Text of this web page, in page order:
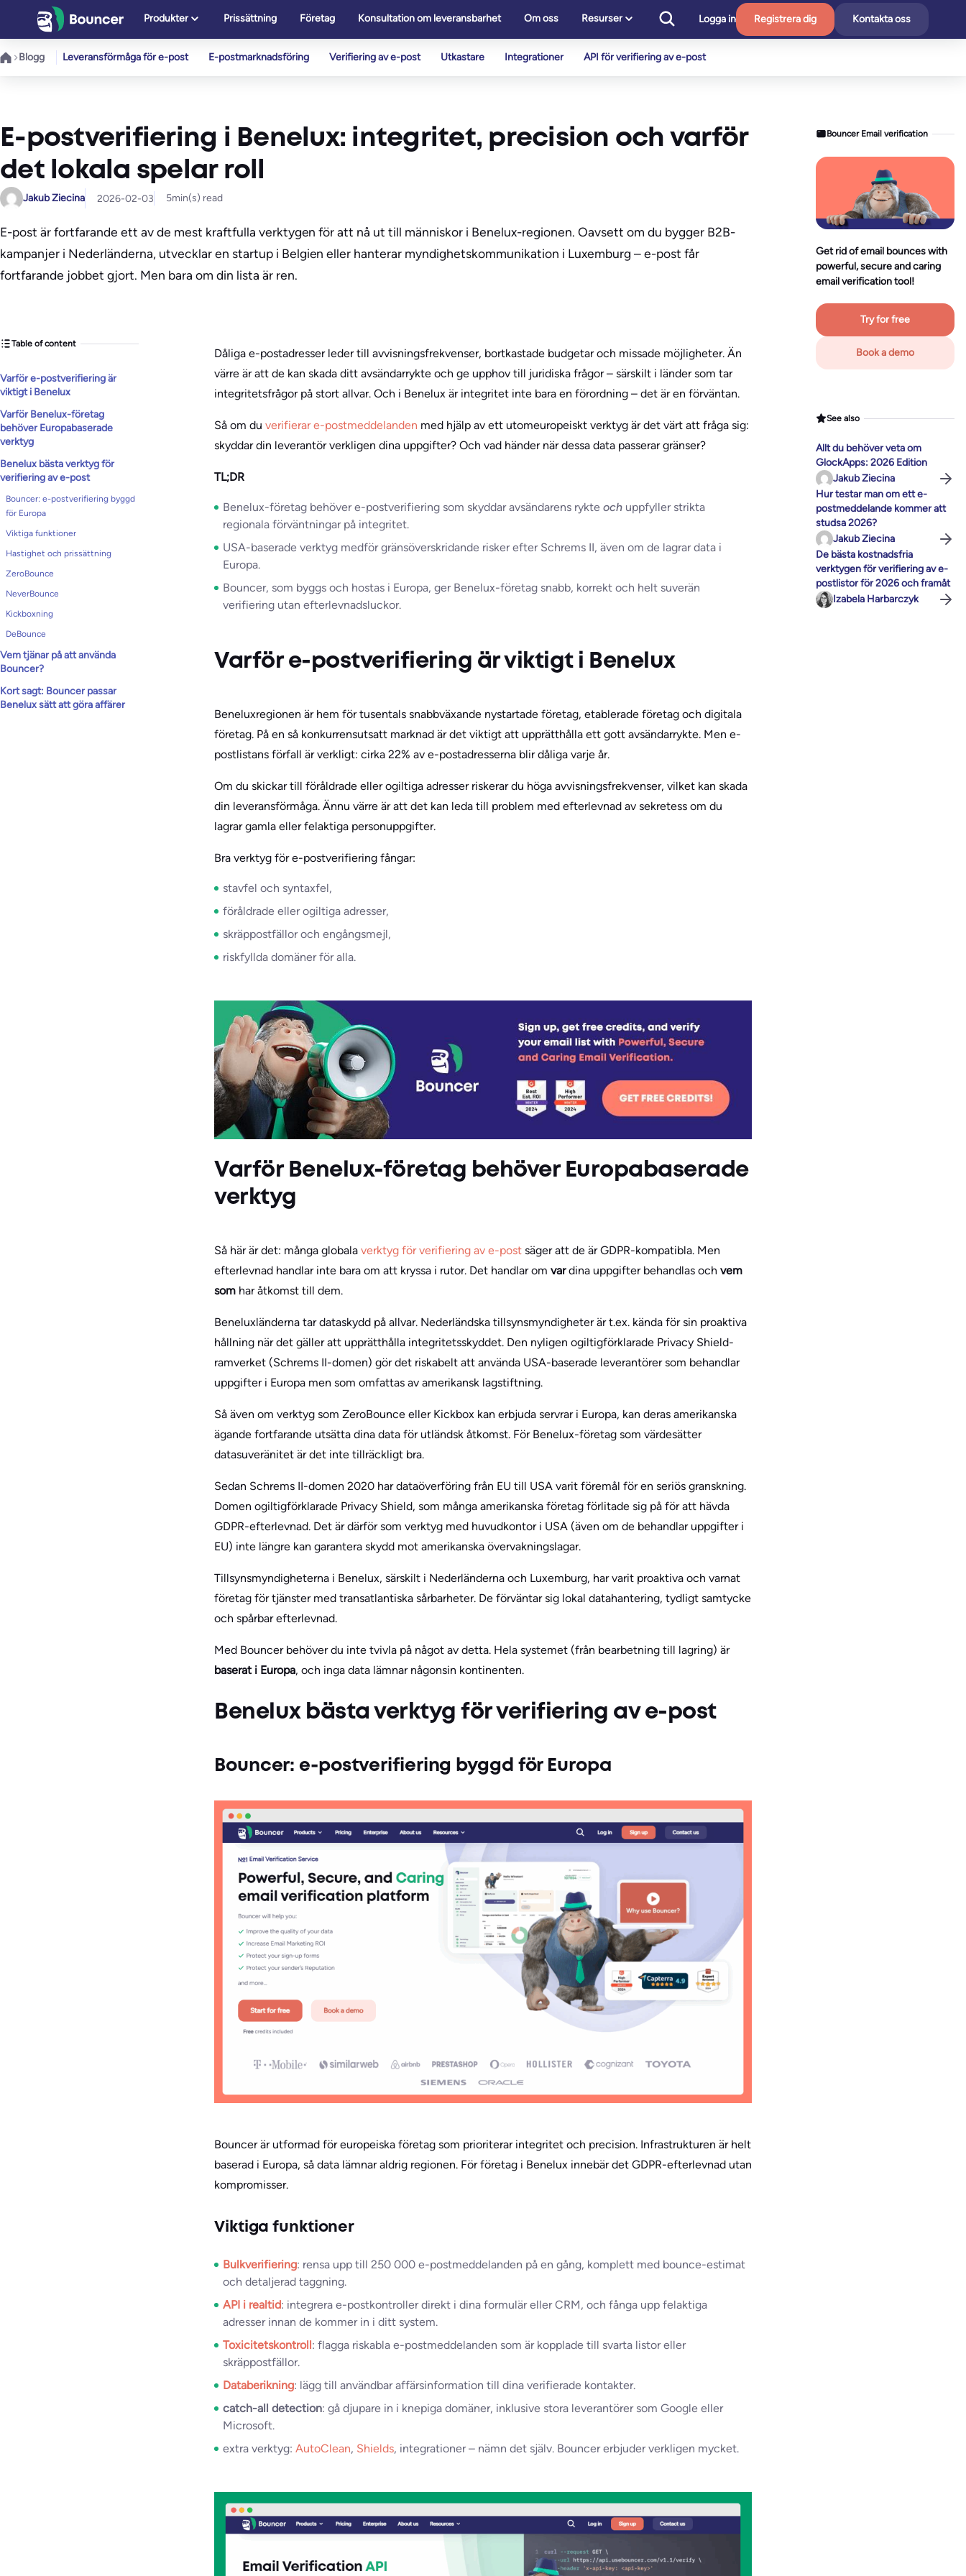
innehåll
Produkter Prissättning Företag Konsultation om leveransbarhet Om oss Resurser Logga in Registrera dig Kontakta oss
Blogg Leveransförmåga för e-post E-postmarknadsföring Verifiering av e-post Utkastare Integrationer API för verifiering av e-post
E-postverifiering i Benelux: integritet, precision och varför
det lokala spelar roll
Jakub Ziecina 2026-02-03 5min(s) read
E-post är fortfarande ett av de mest kraftfulla verktygen för att nå ut till människor i Benelux-regionen. Oavsett om du bygger B2B-
kampanjer i Nederländerna, utvecklar en startup i Belgien eller hanterar myndighetskommunikation i Luxemburg – e-post får
fortfarande jobbet gjort. Men bara om din lista är ren.
Table of content
Varför e-postverifiering är
viktigt i Benelux
Varför Benelux-företag
behöver Europabaserade
verktyg
Benelux bästa verktyg för
verifiering av e-post
Bouncer: e-postverifiering byggd
för Europa
Viktiga funktioner
Hastighet och prissättning
ZeroBounce
NeverBounce
Kickboxning
DeBounce
Vem tjänar på att använda
Bouncer?
Kort sagt: Bouncer passar
Benelux sätt att göra affärer
Dåliga e-postadresser leder till avvisningsfrekvenser, bortkastade budgetar och missade möjligheter. Än
värre är att de kan skada ditt avsändarrykte och ge upphov till juridiska frågor – särskilt i länder som tar
integritetsfrågor på stort allvar. Och i Benelux är integritet inte bara en förordning – det är en förväntan.
Så om du verifierar e-postmeddelanden med hjälp av ett utomeuropeiskt verktyg är det värt att fråga sig:
skyddar din leverantör verkligen dina uppgifter? Och vad händer när dessa data passerar gränser?
TL;DR
Benelux-företag behöver e-postverifiering som skyddar avsändarens rykte och uppfyller strikta
regionala förväntningar på integritet.
USA-baserade verktyg medför gränsöverskridande risker efter Schrems II, även om de lagrar data i
Europa.
Bouncer, som byggs och hostas i Europa, ger Benelux-företag snabb, korrekt och helt suverän
verifiering utan efterlevnadsluckor.
Varför e-postverifiering är viktigt i Benelux
Beneluxregionen är hem för tusentals snabbväxande nystartade företag, etablerade företag och digitala
företag. På en så konkurrensutsatt marknad är det viktigt att upprätthålla ett gott avsändarrykte. Men e-
postlistans förfall är verkligt: cirka 22% av e-postadresserna blir dåliga varje år.
Om du skickar till föråldrade eller ogiltiga adresser riskerar du höga avvisningsfrekvenser, vilket kan skada
din leveransförmåga. Ännu värre är att det kan leda till problem med efterlevnad av sekretess om du
lagrar gamla eller felaktiga personuppgifter.
Bra verktyg för e-postverifiering fångar:
stavfel och syntaxfel,
föråldrade eller ogiltiga adresser,
skräppostfällor och engångsmejl,
riskfyllda domäner för alla.
Varför Benelux-företag behöver Europabaserade
verktyg
Så här är det: många globala verktyg för verifiering av e-post säger att de är GDPR-kompatibla. Men
efterlevnad handlar inte bara om att kryssa i rutor. Det handlar om vardina uppgifter behandlas och vem
som har åtkomst till dem.
Beneluxländerna tar dataskydd på allvar. Nederländska tillsynsmyndigheter är t.ex. kända för sin proaktiva
hållning när det gäller att upprätthålla integritetsskyddet. Den nyligen ogiltigförklarade Privacy Shield-
ramverket (Schrems II-domen) gör det riskabelt att använda USA-baserade leverantörer som behandlar
uppgifter i Europa men som omfattas av amerikansk lagstiftning.
Så även om verktyg som ZeroBounce eller Kickbox kan erbjuda servrar i Europa, kan deras amerikanska
ägande fortfarande utsätta dina data för utländsk åtkomst. För Benelux-företag som värdesätter
datasuveränitet är det inte tillräckligt bra.
Sedan Schrems II-domen 2020 har dataöverföring från EU till USA varit föremål för en seriös granskning.
Domen ogiltigförklarade Privacy Shield, som många amerikanska företag förlitade sig på för att hävda
GDPR-efterlevnad. Det är därför som verktyg med huvudkontor i USA (även om de behandlar uppgifter i
EU) inte längre kan garantera skydd mot amerikanska övervakningslagar.
Tillsynsmyndigheterna i Benelux, särskilt i Nederländerna och Luxemburg, har varit proaktiva och varnat
företag för tjänster med transatlantiska sårbarheter. De förväntar sig lokal datahantering, tydligt samtycke
och spårbar efterlevnad.
Med Bouncer behöver du inte tvivla på något av detta. Hela systemet (från bearbetning till lagring) är
baserat i Europa, och inga data lämnar någonsin kontinenten.
Benelux bästa verktyg för verifiering av e-post
Bouncer: e-postverifiering byggd för Europa
Bouncer är utformad för europeiska företag som prioriterar integritet och precision. Infrastrukturen är helt
baserad i Europa, så data lämnar aldrig regionen. För företag i Benelux innebär det GDPR-efterlevnad utan
kompromisser.
Viktiga funktioner
Bulkverifiering: rensa upp till 250 000 e-postmeddelanden på en gång, komplett med bounce-estimat
och detaljerad taggning.
API i realtid: integrera e-postkontroller direkt i dina formulär eller CRM, och fånga upp felaktiga
adresser innan de kommer in i ditt system.
Toxicitetskontroll: flagga riskabla e-postmeddelanden som är kopplade till svarta listor eller
skräppostfällor.
Databerikning: lägg till användbar affärsinformation till dina verifierade kontakter.
catch-all detection: gå djupare in i knepiga domäner, inklusive stora leverantörer som Google eller
Microsoft.
extra verktyg: AutoClean, Shields, integrationer – nämn det själv. Bouncer erbjuder verkligen mycket.
Bouncer Email verification
Get rid of email bounces with
powerful, secure and caring
email verification tool!
Try for free
Book a demo
See also
Allt du behöver veta om
GlockApps: 2026 Edition
Jakub Ziecina
Hur testar man om ett e-
postmeddelande kommer att
studsa 2026?
Jakub Ziecina
De bästa kostnadsfria
verktygen för verifiering av e-
postlistor för 2026 och framåt
Izabela Harbarczyk